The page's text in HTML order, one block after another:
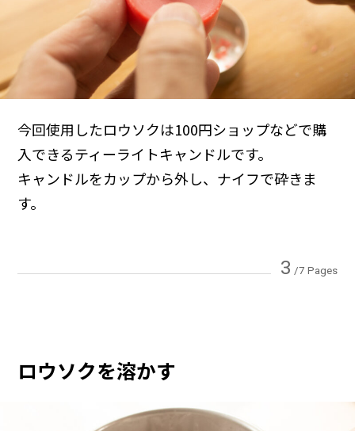
今回使用したロウソクは100円ショップなどで購
入できるティーライトキャンドルです。
キャンドルをカップから外し、ナイフで砕きま
す。
3 /7 Pages
ロウソクを溶かす